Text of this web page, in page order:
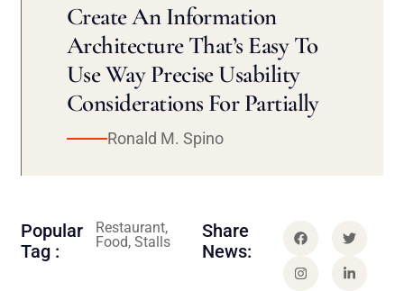
Create An Information
Architecture That’s Easy To
Use Way Precise Usability
Considerations For Partially
Ronald M. Spino
Popular
Tag :
Restaurant,
Food, Stalls
Share
News: